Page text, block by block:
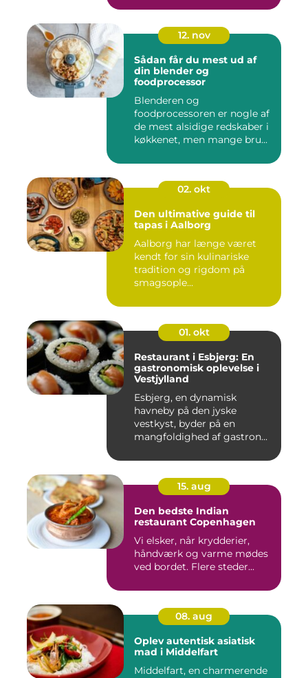
12. nov
Sådan får du mest ud af
din blender og
foodprocessor
Blenderen og
foodprocessoren er nogle af
de mest alsidige redskaber i
køkkenet, men mange bru...
02. okt
Den ultimative guide til
tapas i Aalborg
Aalborg har længe været
kendt for sin kulinariske
tradition og rigdom på
smagsople...
01. okt
Restaurant i Esbjerg: En
gastronomisk oplevelse i
Vestjylland
Esbjerg, en dynamisk
havneby på den jyske
vestkyst, byder på en
mangfoldighed af gastron...
15. aug
Den bedste Indian
restaurant Copenhagen
Vi elsker, når krydderier,
håndværk og varme mødes
ved bordet. Flere steder...
08. aug
Oplev autentisk asiatisk
mad i Middelfart
Middelfart, en charmerende